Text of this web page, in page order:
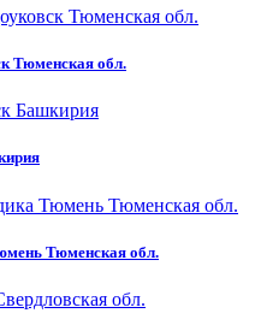
Тюменская обл.
Тюменская обл.